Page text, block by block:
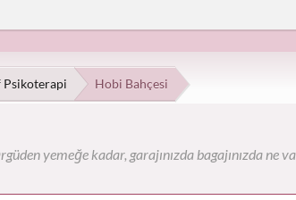
Psikoterapi Hobi Bahçesi
yemeğe kadar, garajınızda bagajınızda ne